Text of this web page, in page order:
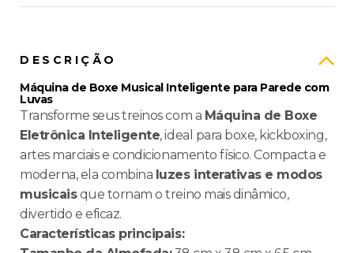
DESCRIÇÃO
Máquina de Boxe Musical Inteligente para Parede com
Luvas
Transforme seus treinos com a Máquina de Boxe
Eletrônica Inteligente, ideal para boxe, kickboxing,
artes marciais e condicionamento físico. Compacta e
moderna, ela combina luzes interativas e modos
musicaisque tornam o treino mais dinâmico,
divertido e eficaz.
Características principais: